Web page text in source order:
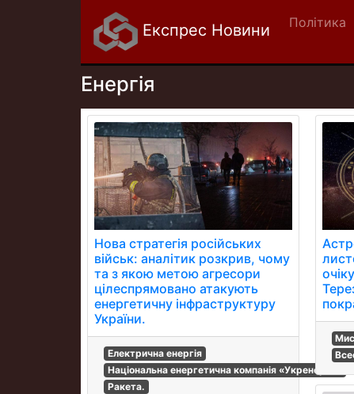
Експрес Новини Політика
Енергія
Нова стратегія російських
військ: аналітик розкрив, чому
та з якою метою агресори
цілеспрямовано атакують
енергетичну інфраструктуру
України.
Електрична енергія
Національна енергетична компанія «Укренерго»
Ракета.